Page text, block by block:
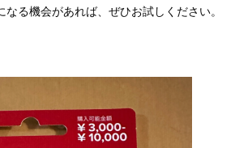
る機会があれば、ぜひお試しください。